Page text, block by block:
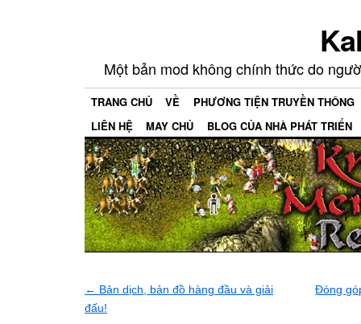
Một bản mod không chính thức do
TRANG CHỦ VỀ
PHƯƠNG TIỆN TRUYỀN THÔNG
LIÊN HỆ
MAY CHỦ BLOG CỦA NHÀ PHÁT TRIỂN
← Bản dịch, bản đồ hàng đầu và giải
đấu!
Đóng